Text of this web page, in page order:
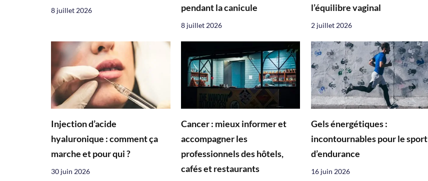
8 juillet 2026
pendant la canicule
8 juillet 2026
l’équilibre vaginal
2 juillet 2026
Injection d’acide
hyaluronique : comment ça
marche et pour qui ?
30 juin 2026
Cancer : mieux informer et
accompagner les
professionnels des hôtels,
cafés et restaurants
Gels énergétiques :
incontournables pour le sport
d’endurance
16 juin 2026